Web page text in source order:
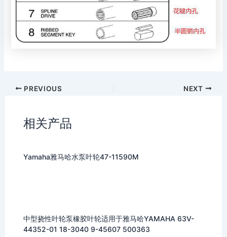
PREVIOUS NEXT
相关产品
Yamaha雅马哈水泵叶轮47-11590M
中型挠性叶轮泵橡胶叶轮适用于雅马哈YAMAHA 63V-
44352-01 18-3040 9-45607 500363